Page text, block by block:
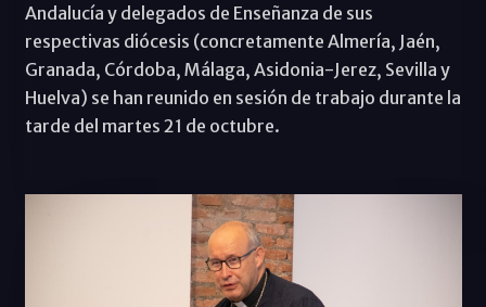
Andalucía y delegados de Enseñanza de sus
respectivas diócesis (concretamente Almería, Jaén,
Granada, Córdoba, Málaga, Asidonia-Jerez, Sevilla y
Huelva) se han reunido en sesión de trabajo durante la
tarde del martes 21 de octubre.